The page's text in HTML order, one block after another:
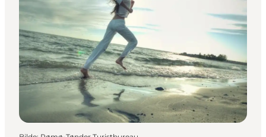
Reisemål
Aktiviteter
Overnatting
Planlegg reisen